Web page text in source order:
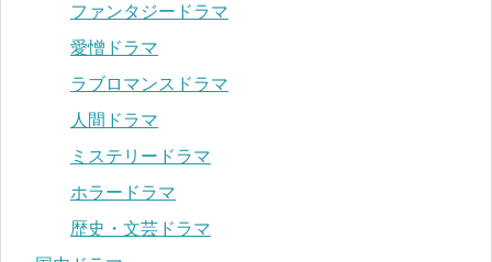
ファンタジードラマ
愛憎ドラマ
ラブロマンスドラマ
人間ドラマ
ミステリードラマ
ホラードラマ
歴史・文芸ドラマ